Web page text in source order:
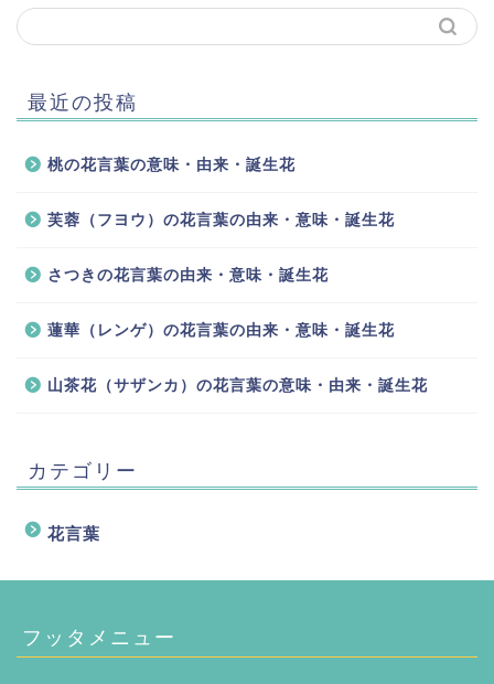
最近の投稿
桃の花言葉の意味・由来・誕生花
芙蓉（フヨウ）の花言葉の由来・意味・誕生花
さつきの花言葉の由来・意味・誕生花
蓮華（レンゲ）の花言葉の由来・意味・誕生花
山茶花（サザンカ）の花言葉の意味・由来・誕生花
カテゴリー
花言葉
フッタメニュー